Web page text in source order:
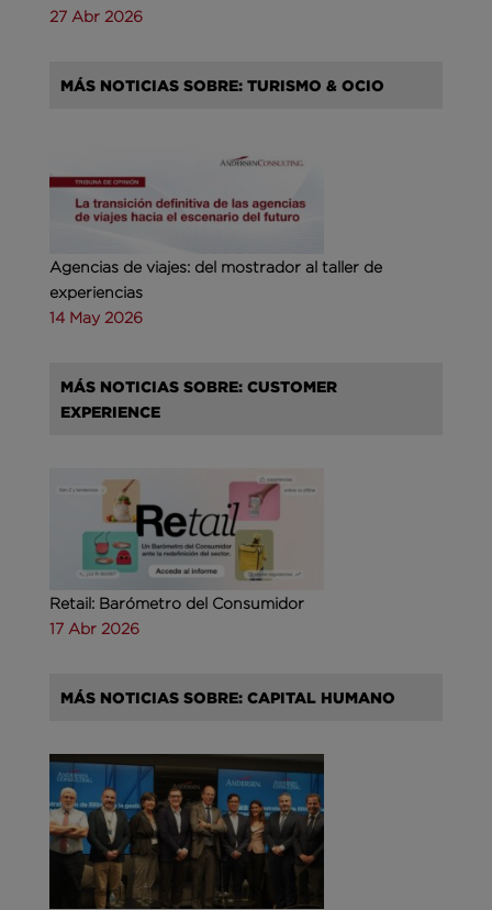
27 Abr 2026
MÁS NOTICIAS SOBRE: TURISMO & OCIO
Agencias de viajes: del mostrador al taller de
experiencias
14 May 2026
MÁS NOTICIAS SOBRE: CUSTOMER
EXPERIENCE
Retail: Barómetro del Consumidor
17 Abr 2026
MÁS NOTICIAS SOBRE: CAPITAL HUMANO